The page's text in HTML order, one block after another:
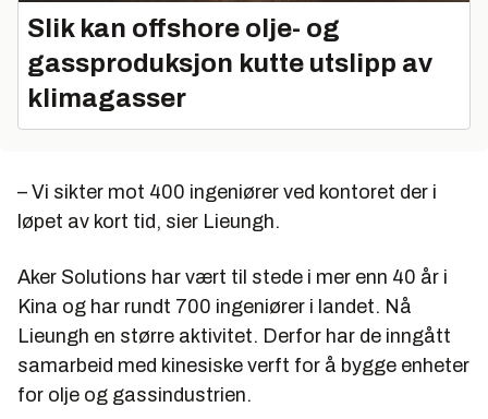
Slik kan offshore olje- og
gassproduksjon kutte utslipp av
klimagasser
– Vi sikter mot 400 ingeniører ved kontoret der i
løpet av kort tid, sier Lieungh.
Aker Solutions har vært til stede i mer enn 40 år i
Kina og har rundt 700 ingeniører i landet. Nå
Lieungh en større aktivitet. Derfor har de inngått
samarbeid med kinesiske verft for å bygge enheter
for olje og gassindustrien.